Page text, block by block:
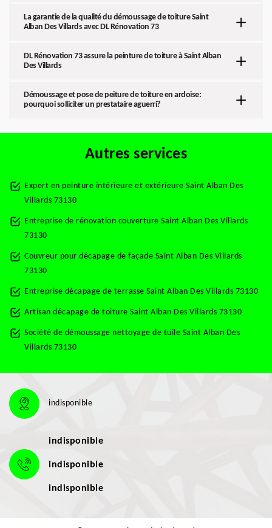
La garantie de la qualité du démoussage de toiture Saint
Alban Des Villards avec DL Rénovation 73
DL Rénovation 73 assure la peinture de toiture à Saint Alban
Des Villards
Démoussage et pose de peiture de toiture en ardoise:
pourquoi solliciter un prestataire aguerri?
Autres services
Expert en peinture intérieure et extérieure Saint Alban Des
Villards 73130
Entreprise de rénovation couverture Saint Alban Des Villards
73130
Couvreur pour décapage de façade Saint Alban Des Villards
73130
Entreprise décapage de terrasse Saint Alban Des Villards 73130
Artisan décapage de toiture Saint Alban Des Villards 73130
Société de démoussage nettoyage de tuile Saint Alban Des
Villards 73130
indisponible
indisponible
indisponible
indisponible